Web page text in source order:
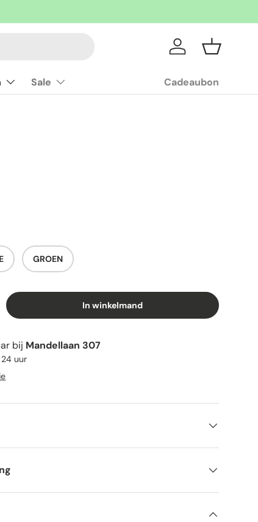
InloggenMandje
Sale Cadeaubon
GROEN
In winkelmand
bij Mandellaan 307
uur